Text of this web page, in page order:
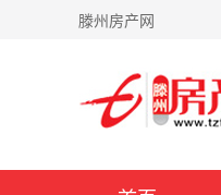
滕州房产网